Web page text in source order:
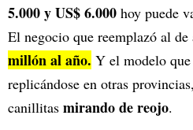
5.000 y US$ 6.000 hoy puede
El negocio que reemplazó al
millón al año. Y el modelo
replicándose en otras
canillitas mirando de reojo.